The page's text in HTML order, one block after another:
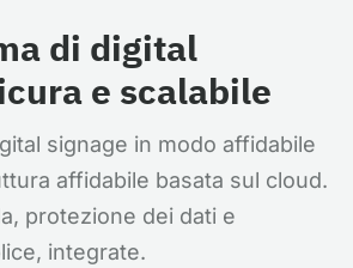
di digital
e scalabile
signage in modo affidabile
affidabile basata sul cloud.
protezione dei dati e
integrate.